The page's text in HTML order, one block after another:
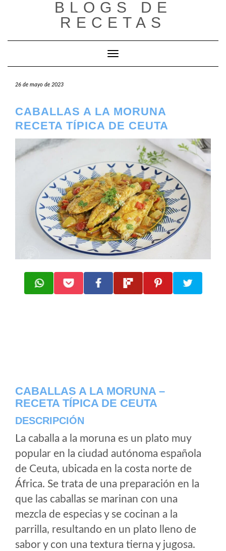
BLOGS DE
RECETAS
Cambiar modo de navegación
26 de mayo de 2023
CABALLAS A LA MORUNA
RECETA TÍPICA DE CEUTA
CABALLAS A LA MORUNA –
RECETA TÍPICA DE CEUTA
DESCRIPCIÓN
La caballa a la moruna es un plato muy
popular en la ciudad autónoma española
de Ceuta, ubicada en la costa norte de
África. Se trata de una preparación en la
que las caballas se marinan con una
mezcla de especias y se cocinan a la
parrilla, resultando en un plato lleno de
sabor y con una textura tierna y jugosa.